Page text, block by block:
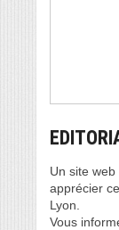
Un site
apprécier
Lyon.
Vous